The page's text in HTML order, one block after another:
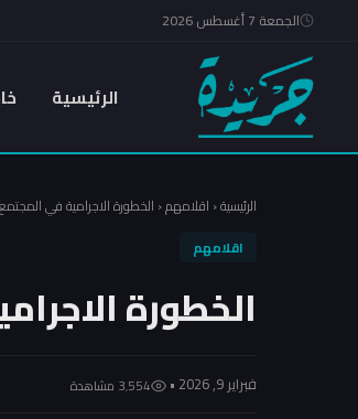
الجمعة 7 أغسطس 2026
الرئيسية
الرئيسية‹ اقلامهم‹ الخطورة الاجرامية في المجتمع
اقلامهم
الخطورة
فبراير 9, 2026 • 3٬554 مشاهدة